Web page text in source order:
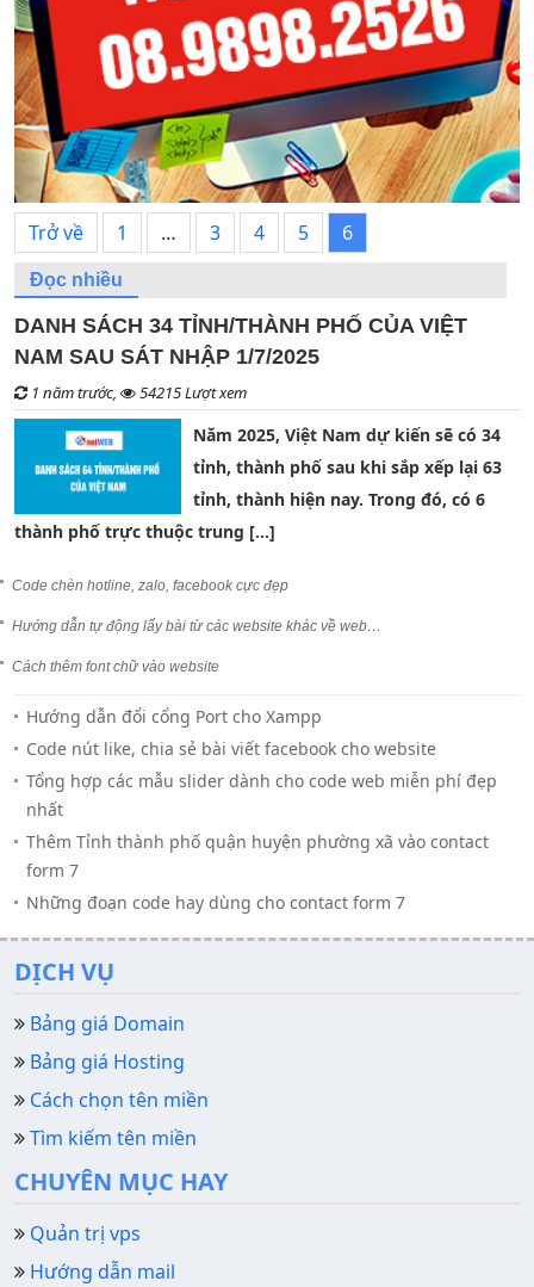
Trở về 1 … 3 4 5 6
Đọc nhiều
DANH SÁCH 34 TỈNH/THÀNH PHỐ CỦA VIỆT
NAM SAU SÁT NHẬP 1/7/2025
1 năm trước, 54215 Lượt xem
Năm 2025, Việt Nam dự kiến sẽ có 34
tỉnh, thành phố sau khi sắp xếp lại 63
tỉnh, thành hiện nay. Trong đó, có 6
thành phố trực thuộc trung […]
Code chèn hotline, zalo, facebook cực đẹp
Hướng dẫn tự động lấy bài từ các website khác về web…
Cách thêm font chữ vào website
Hướng dẫn đổi cổng Port cho Xampp
Code nút like, chia sẻ bài viết facebook cho website
Tổng hợp các mẫu slider dành cho code web miễn phí đẹp
nhất
Thêm Tỉnh thành phố quận huyện phường xã vào contact
form 7
Những đoạn code hay dùng cho contact form 7
DỊCH VỤ
Bảng giá Domain
Bảng giá Hosting
Cách chọn tên miền
Tìm kiếm tên miền
CHUYÊN MỤC HAY
Quản trị vps
Hướng dẫn mail